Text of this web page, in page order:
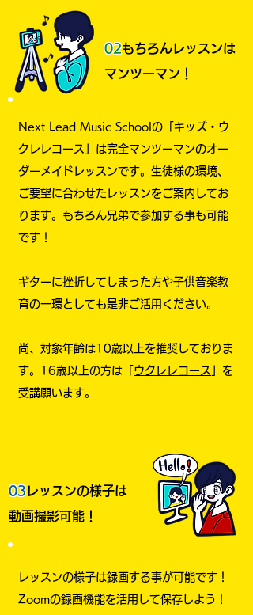
02もちろんレッスンは
マンツーマン！
Next Lead Music Schoolの「キッズ・ウ
クレレコース」は完全マンツーマンのオー
ダーメイドレッスンです。生徒様の環境、
ご要望に合わせたレッスンをご案内してお
ります。​もちろん兄弟で参加する事も可能
です！
ギターに挫折してしまった方や子供音楽教
育の一環としても是非ご活用ください。
​尚、対象年齢は10歳以上を推奨しておりま
す。16歳以上の方は「 ウクレレコース
」を
受講願います。
03 レッスンの様子は
動画撮影可能！
レッスンの様子は録画する事が可能です！
Zoomの録画機能を活用して保存しよう！